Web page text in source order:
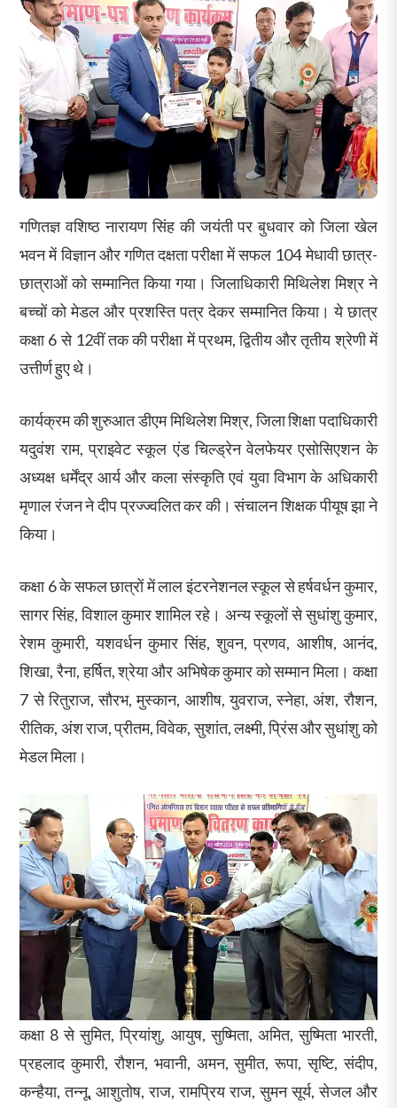
गणितज्ञ वशिष्ठ नारायण सिंह की जयंती पर बुधवार को जिला खेल
भवन में विज्ञान और गणित दक्षता परीक्षा में सफल 104 मेधावी छात्र-
छात्राओं को सम्मानित किया गया। जिलाधिकारी मिथिलेश मिश्र ने
बच्चों को मेडल और प्रशस्ति पत्र देकर सम्मानित किया। ये छात्र
कक्षा 6 से 12वीं तक की परीक्षा में प्रथम, द्वितीय और तृतीय श्रेणी में
उत्तीर्ण हुए थे।
कार्यक्रम की शुरुआत डीएम मिथिलेश मिश्र, जिला शिक्षा पदाधिकारी
यदुवंश राम, प्राइवेट स्कूल एंड चिल्ड्रेन वेलफेयर एसोसिएशन के
अध्यक्ष धर्मेंद्र आर्य और कला संस्कृति एवं युवा विभाग के अधिकारी
मृणाल रंजन ने दीप प्रज्ज्वलित कर की। संचालन शिक्षक पीयूष झा ने
किया।
कक्षा 6 के सफल छात्रों में लाल इंटरनेशनल स्कूल से हर्षवर्धन कुमार,
सागर सिंह, विशाल कुमार शामिल रहे। अन्य स्कूलों से सुधांशु कुमार,
रेशम कुमारी, यशवर्धन कुमार सिंह, शुवन, प्रणव, आशीष, आनंद,
शिखा, रैना, हर्षित, श्रेया और अभिषेक कुमार को सम्मान मिला। कक्षा
7 से रितुराज, सौरभ, मुस्कान, आशीष, युवराज, स्नेहा, अंश, रौशन,
रीतिक, अंश राज, प्रीतम, विवेक, सुशांत, लक्ष्मी, प्रिंस और सुधांशु को
मेडल मिला।
कक्षा 8 से सुमित, प्रियांशु, आयुष, सुष्मिता, अमित, सुष्मिता भारती,
प्रहलाद कुमारी, रौशन, भवानी, अमन, सुमीत, रूपा, सृष्टि, संदीप,
कन्हैया, तन्नू, आशुतोष, राज, रामप्रिय राज, सुमन सूर्य, सेजल और